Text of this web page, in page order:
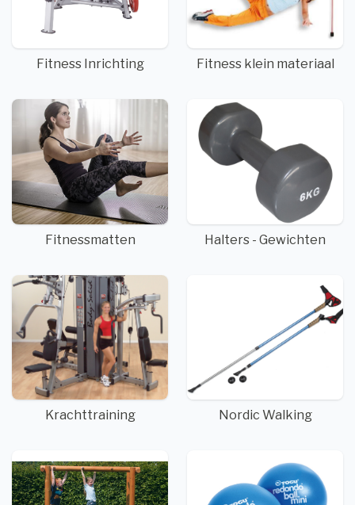
Fitness Inrichting Fitness klein materiaal
Fitnessmatten Halters - Gewichten
Krachttraining Nordic Walking